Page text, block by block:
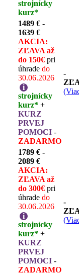
strojnícky
kurz*
1489 € -
1639 €
AKCIA:
ZĽAVA až
do 150€ pri
úhrade do
30.06.2026
i
strojnícky
kurz* +
KURZ
PRVEJ
POMOCI -
ZADARMO
-
1789 € -
2089 €
AKCIA:
ZĽAVA až
do 300€ pri
úhrade do
30.06.2026
i
strojnícky
kurz* +
KURZ
PRVEJ
POMOCI -
ZADARMO
-